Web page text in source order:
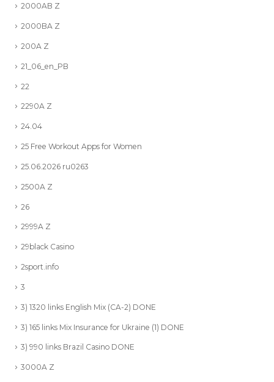
2000AB Z
2000BA Z
200A Z
21_06_en_PB
22
2290A Z
24.04
25 Free Workout Apps for Women
25.06.2026 ru0263
2500A Z
26
2999A Z
29black Casino
2sport.info
3
3) 1320 links English Mix (CA-2) DONE
3) 165 links Mix Insurance for Ukraine (1) DONE
3) 990 links Brazil Casino DONE
3000A Z